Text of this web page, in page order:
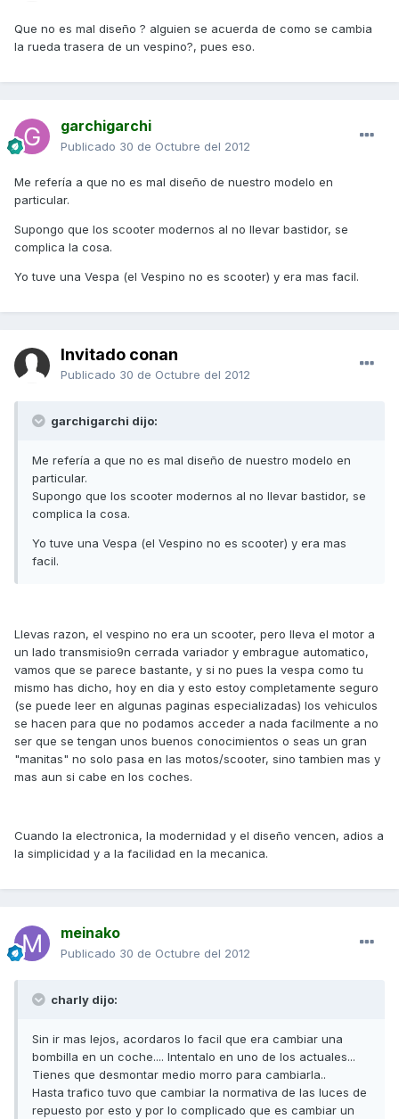
Que no es mal diseño ? alguien se acuerda de como se cambia
la rueda trasera de un vespino?, pues eso.
garchigarchi
Publicado 30 de Octubre del 2012
Me refería a que no es mal diseño de nuestro modelo en
particular.
Supongo que los scooter modernos al no llevar bastidor, se
complica la cosa.
Yo tuve una Vespa (el Vespino no es scooter) y era mas facil.
Invitado conan
Publicado 30 de Octubre del 2012
garchigarchi dijo:
Me refería a que no es mal diseño de nuestro modelo en
particular.
Supongo que los scooter modernos al no llevar bastidor, se
complica la cosa.
Yo tuve una Vespa (el Vespino no es scooter) y era mas
facil.
Llevas razon, el vespino no era un scooter, pero lleva el motor a
un lado transmisio9n cerrada variador y embrague automatico,
vamos que se parece bastante, y si no pues la vespa como tu
mismo has dicho, hoy en dia y esto estoy completamente seguro
(se puede leer en algunas paginas especializadas) los vehiculos
se hacen para que no podamos acceder a nada facilmente a no
ser que se tengan unos buenos conocimientos o seas un gran
"manitas" no solo pasa en las motos/scooter, sino tambien mas y
mas aun si cabe en los coches.
Cuando la electronica, la modernidad y el diseño vencen, adios a
la simplicidad y a la facilidad en la mecanica.
meinako
Publicado 30 de Octubre del 2012
charly dijo:
Sin ir mas lejos, acordaros lo facil que era cambiar una
bombilla en un coche.... Intentalo en uno de los actuales...
Tienes que desmontar medio morro para cambiarla..
Hasta trafico tuvo que cambiar la normativa de las luces de
repuesto por esto y por lo complicado que es cambiar un